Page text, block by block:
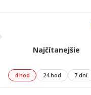
Najčítanejšie
4 hod 24 hod 7 dní